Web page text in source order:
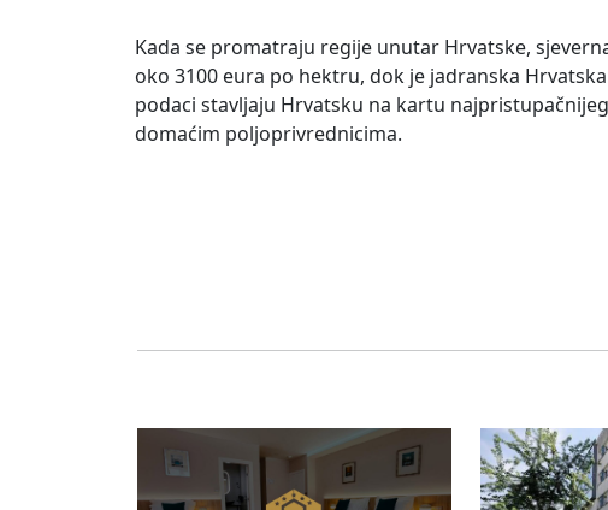
Kada se promatraju regije unutar Hrvatske,
oko 3100 eura po hektru, dok je jadranska
podaci stavljaju Hrvatsku na kartu
domaćim poljoprivrednicima.